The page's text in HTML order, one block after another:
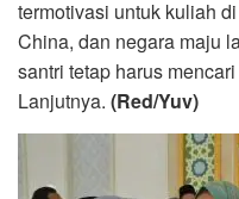
termotivasi untuk kuliah
China, dan negara maju
santri tetap harus
Lanjutnya. (Red/Yuv)